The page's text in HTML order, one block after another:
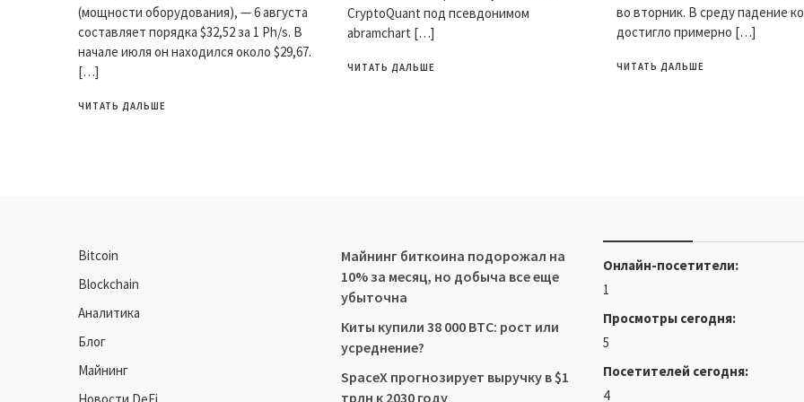
(мощности оборудования), — 6 августа
составляет порядка $32,52 за 1 Ph/s. В
начале июля он находился около $29,67.
[…]
ЧИТАТЬ ДАЛЬШЕ
CryptoQuant под псевдонимом
abramchart […]
ЧИТАТЬ ДАЛЬШЕ
во вторник. В среду падение
достигло примерно […]
ЧИТАТЬ ДАЛЬШЕ
Bitcoin
Blockchain
Аналитика
Блог
Майнинг
Майнинг биткоина подорожал на
10% за месяц, но добыча все еще
убыточна
Киты купили 38 000 BTC: рост или
усреднение?
SpaceX прогнозирует выручку в $1
трлн к 2030 году
Онлайн-посетители:
1
Просмотры сегодня:
5
Посетителей сегодня:
4